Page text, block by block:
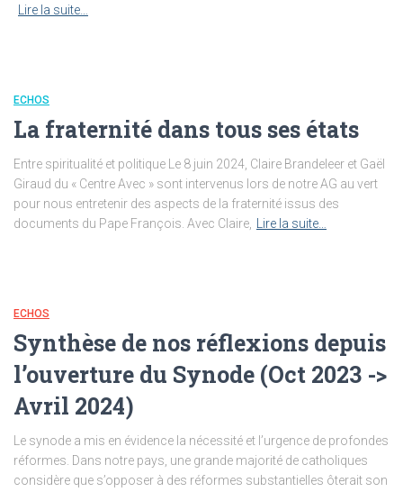
Lire la suite…
ECHOS
La fraternité dans tous ses états
Entre spiritualité et politique Le 8 juin 2024, Claire Brandeleer et Gaël
Giraud du « Centre Avec » sont intervenus lors de notre AG au vert
pour nous entretenir des aspects de la fraternité issus des
documents du Pape François. Avec Claire,
Lire la suite…
ECHOS
Synthèse de nos réflexions depuis
l’ouverture du Synode (Oct 2023 ->
Avril 2024)
Le synode a mis en évidence la nécessité et l’urgence de profondes
réformes. Dans notre pays, une grande majorité de catholiques
considère que s’opposer à des réformes substantielles ôterait son